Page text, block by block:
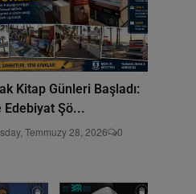
Kitap Günleri Başladı:
Edebiyat Şö...
Temmuzy 28, 2026 0